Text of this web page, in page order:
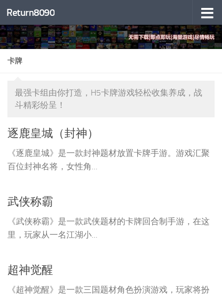
跳至内容
Return8090
卡牌
最强卡组由你打造，H5卡牌游戏轻松收集养成，战
斗精彩纷呈！
逐鹿皇城（封神）
《逐鹿皇城》是一款封神题材放置卡牌手游。游戏汇聚
百位封神名将，女性角...
武侠称霸
《武侠称霸》是一款武侠题材的卡牌回合制手游，在这
里，玩家从一名江湖小...
超神觉醒
《超神觉醒》是一款三国题材角色扮演游戏，玩家将扮